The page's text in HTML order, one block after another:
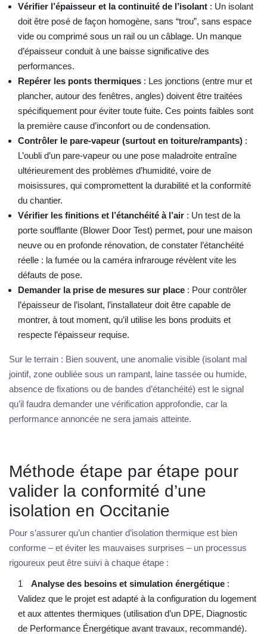
Vérifier l’épaisseur et la continuité de l’isolant : Un isolant
doit être posé de façon homogène, sans “trou”, sans espace
vide ou comprimé sous un rail ou un câblage. Un manque
d’épaisseur conduit à une baisse significative des
performances.
Repérer les ponts thermiques : Les jonctions (entre mur et
plancher, autour des fenêtres, angles) doivent être traitées
spécifiquement pour éviter toute fuite. Ces points faibles sont
la première cause d’inconfort ou de condensation.
Contrôler le pare-vapeur (surtout en toiture/rampants) :
L’oubli d’un pare-vapeur ou une pose maladroite entraîne
ultérieurement des problèmes d’humidité, voire de
moisissures, qui compromettent la durabilité et la conformité
du chantier.
Vérifier les finitions et l’étanchéité à l’air : Un test de la
porte soufflante (Blower Door Test) permet, pour une maison
neuve ou en profonde rénovation, de constater l’étanchéité
réelle : la fumée ou la caméra infrarouge révèlent vite les
défauts de pose.
Demander la prise de mesures sur place : Pour contrôler
l’épaisseur de l’isolant, l’installateur doit être capable de
montrer, à tout moment, qu’il utilise les bons produits et
respecte l’épaisseur requise.
Sur le terrain : Bien souvent, une anomalie visible (isolant mal
jointif, zone oubliée sous un rampant, laine tassée ou humide,
absence de fixations ou de bandes d’étanchéité) est le signal
qu’il faudra demander une vérification approfondie, car la
performance annoncée ne sera jamais atteinte.
Méthode étape par étape pour
valider la conformité d’une
isolation en Occitanie
Pour s’assurer qu’un chantier d’isolation thermique est bien
conforme – et éviter les mauvaises surprises – un processus
rigoureux peut être suivi à chaque étape :
Analyse des besoins et simulation énergétique :
Validez que le projet est adapté à la configuration du logement
et aux attentes thermiques (utilisation d’un DPE, Diagnostic
de Performance Énergétique avant travaux, recommandé).